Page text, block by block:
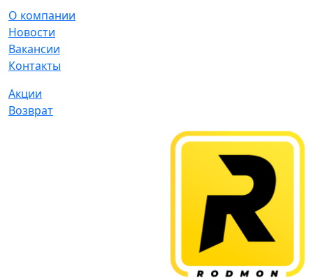
О компании
Новости
Вакансии
Контакты
Акции
Возврат